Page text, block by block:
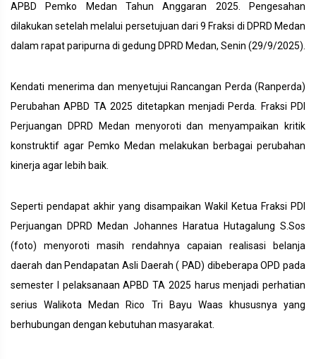
APBD Pemko Medan Tahun Anggaran 2025. Pengesahan
dilakukan setelah melalui persetujuan dari 9 Fraksi di DPRD Medan
dalam rapat paripurna di gedung DPRD Medan, Senin (29/9/2025).
Kendati menerima dan menyetujui Rancangan Perda (Ranperda)
Perubahan APBD TA 2025 ditetapkan menjadi Perda. Fraksi PDI
Perjuangan DPRD Medan menyoroti dan menyampaikan kritik
konstruktif agar Pemko Medan melakukan berbagai perubahan
kinerja agar lebih baik.
Seperti pendapat akhir yang disampaikan Wakil Ketua Fraksi PDI
Perjuangan DPRD Medan Johannes Haratua Hutagalung S.Sos
(foto) menyoroti masih rendahnya capaian realisasi belanja
daerah dan Pendapatan Asli Daerah ( PAD) dibeberapa OPD pada
semester I pelaksanaan APBD TA 2025 harus menjadi perhatian
serius Walikota Medan Rico Tri Bayu Waas khususnya yang
berhubungan dengan kebutuhan masyarakat.